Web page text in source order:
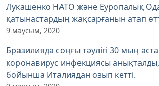
Лукашенко НАТО және Еуропалық
қатынастардың жақсарғанын атап
9 маусым, 2020
Бразилияда соңғы тәулігі 30 мың
коронавирус инфекциясы
бойынша Италиядан озып кетті.